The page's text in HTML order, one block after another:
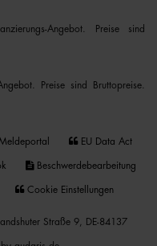
Angebot. Preise sind
Preise sind Bruttopreise.
EU Data Act
Beschwerdebearbeitung
Cookie Einstellungen
Straße 9, DE-84137